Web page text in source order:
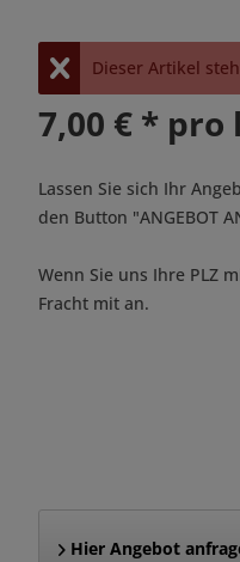
Dieser Artikel
7,00 € * pro
Lassen Sie sich Ihr
den Button "ANGEBOT
Wenn Sie uns Ihre PLZ
Fracht mit an.
Hier Angebot